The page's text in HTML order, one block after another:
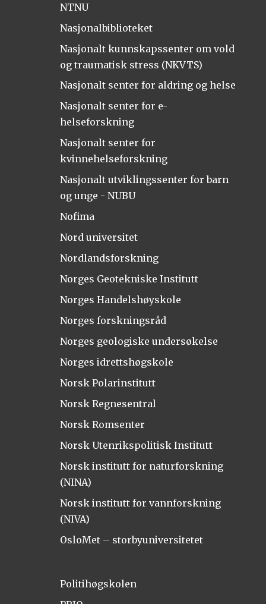
NTNU
Nasjonalbiblioteket
Nasjonalt kunnskapssenter om vold
og traumatisk stress (NKVTS)
Nasjonalt senter for aldring og helse
Nasjonalt senter for e-
helseforskning
Nasjonalt senter for
kvinnehelseforskning
Nasjonalt utviklingssenter for barn
og unge - NUBU
Nofima
Nord universitet
Nordlandsforskning
Norges Geotekniske Institutt
Norges Handelshøyskole
Norges forskningsråd
Norges geologiske undersøkelse
Norges idrettshøgskole
Norsk Polarinstitutt
Norsk Regnesentral
Norsk Romsenter
Norsk Utenrikspolitisk Institutt
Norsk institutt for naturforskning
(NINA)
Norsk institutt for vannforskning
(NIVA)
OsloMet – storbyuniversitetet
Politihøgskolen